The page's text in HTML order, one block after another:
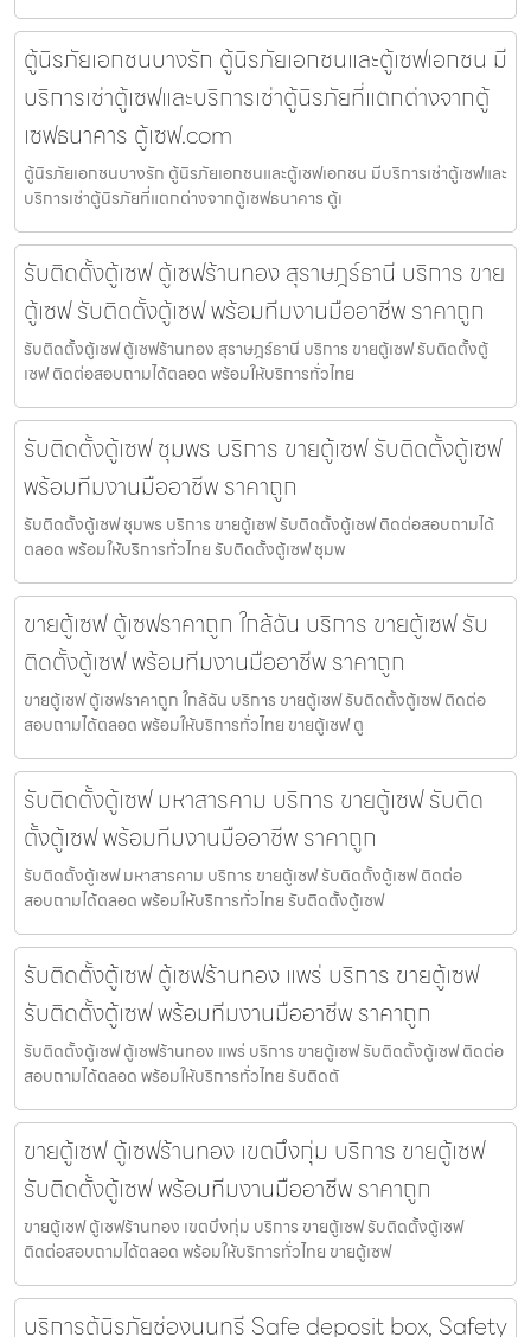
ตู้นิรภัยเอกชนบางรัก ตู้นิรภัยเอกชนและตู้เซฟเอกชน มี
บริการเช่าตู้เซฟและบริการเช่าตู้นิรภัยที่แตกต่างจากตู้
เซฟธนาคาร ตู้เซฟ.com
ตู้นิรภัยเอกชนบางรัก ตู้นิรภัยเอกชนและตู้เซฟเอกชน มีบริการเช่าตู้เซฟและ
บริการเช่าตู้นิรภัยที่แตกต่างจากตู้เซฟธนาคาร ตู้เ
รับติดตั้งตู้เซฟ ตู้เซฟร้านทอง สุราษฎร์ธานี บริการ ขาย
ตู้เซฟ รับติดตั้งตู้เซฟ พร้อมทีมงานมืออาชีพ ราคาถูก
รับติดตั้งตู้เซฟ ตู้เซฟร้านทอง สุราษฎร์ธานี บริการ ขายตู้เซฟ รับติดตั้งตู้
เซฟ ติดต่อสอบถามได้ตลอด พร้อมให้บริการทั่วไทย
รับติดตั้งตู้เซฟ ชุมพร บริการ ขายตู้เซฟ รับติดตั้งตู้เซฟ
พร้อมทีมงานมืออาชีพ ราคาถูก
รับติดตั้งตู้เซฟ ชุมพร บริการ ขายตู้เซฟ รับติดตั้งตู้เซฟ ติดต่อสอบถามได้
ตลอด พร้อมให้บริการทั่วไทย รับติดตั้งตู้เซฟ ชุมพ
ขายตู้เซฟ ตู้เซฟราคาถูก ใกล้ฉัน บริการ ขายตู้เซฟ รับ
ติดตั้งตู้เซฟ พร้อมทีมงานมืออาชีพ ราคาถูก
ขายตู้เซฟ ตู้เซฟราคาถูก ใกล้ฉัน บริการ ขายตู้เซฟ รับติดตั้งตู้เซฟ ติดต่อ
สอบถามได้ตลอด พร้อมให้บริการทั่วไทย ขายตู้เซฟ ตู
รับติดตั้งตู้เซฟ มหาสารคาม บริการ ขายตู้เซฟ รับติด
ตั้งตู้เซฟ พร้อมทีมงานมืออาชีพ ราคาถูก
รับติดตั้งตู้เซฟ มหาสารคาม บริการ ขายตู้เซฟ รับติดตั้งตู้เซฟ ติดต่อ
สอบถามได้ตลอด พร้อมให้บริการทั่วไทย รับติดตั้งตู้เซฟ
รับติดตั้งตู้เซฟ ตู้เซฟร้านทอง แพร่ บริการ ขายตู้เซฟ
รับติดตั้งตู้เซฟ พร้อมทีมงานมืออาชีพ ราคาถูก
รับติดตั้งตู้เซฟ ตู้เซฟร้านทอง แพร่ บริการ ขายตู้เซฟ รับติดตั้งตู้เซฟ ติดต่อ
สอบถามได้ตลอด พร้อมให้บริการทั่วไทย รับติดตั
ขายตู้เซฟ ตู้เซฟร้านทอง เขตบึงกุ่ม บริการ ขายตู้เซฟ
รับติดตั้งตู้เซฟ พร้อมทีมงานมืออาชีพ ราคาถูก
ขายตู้เซฟ ตู้เซฟร้านทอง เขตบึงกุ่ม บริการ ขายตู้เซฟ รับติดตั้งตู้เซฟ
ติดต่อสอบถามได้ตลอด พร้อมให้บริการทั่วไทย ขายตู้เซฟ
บริการตู้นิรภัยช่องนนทรี Safe deposit box, Safety